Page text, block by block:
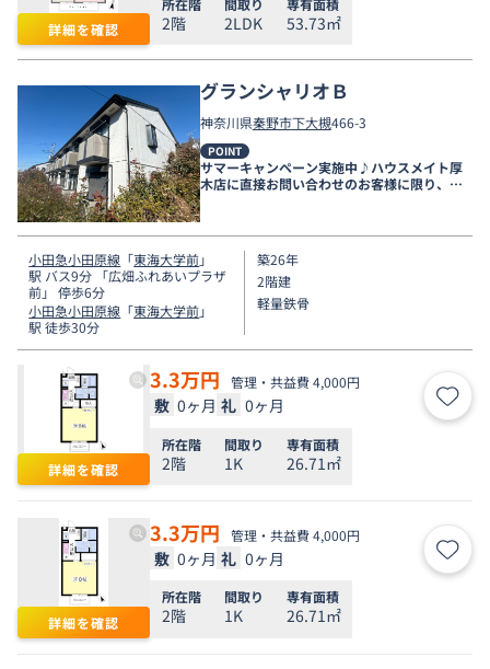
詳細を確認 2階 2LDK 53.73㎡
グランシャリオＢ
神奈川県秦野市下大槻466-3
POINT
サマーキャンペーン実施中♪ハウスメイト厚
木店に直接お問い合わせのお客様に限り、９
月末まで家賃無料♪
小田急小田原線 「東海大学前」
駅 バス9分 「広畑ふれあいプラザ
前」 停歩6分
小田急小田原線 「東海大学前」
駅 徒歩30分
築26年
2階建
軽量鉄骨
詳細を確認
3.3万円 管理・共益費 4,000円
敷 0ヶ月 礼 0ヶ月 お気
所在階
2階
間取り
1K
専有面積
26.71㎡
詳細を確認
3.3万円 管理・共益費 4,000円
敷 0ヶ月 礼 0ヶ月 お気
所在階
2階
間取り
1K
専有面積
26.71㎡